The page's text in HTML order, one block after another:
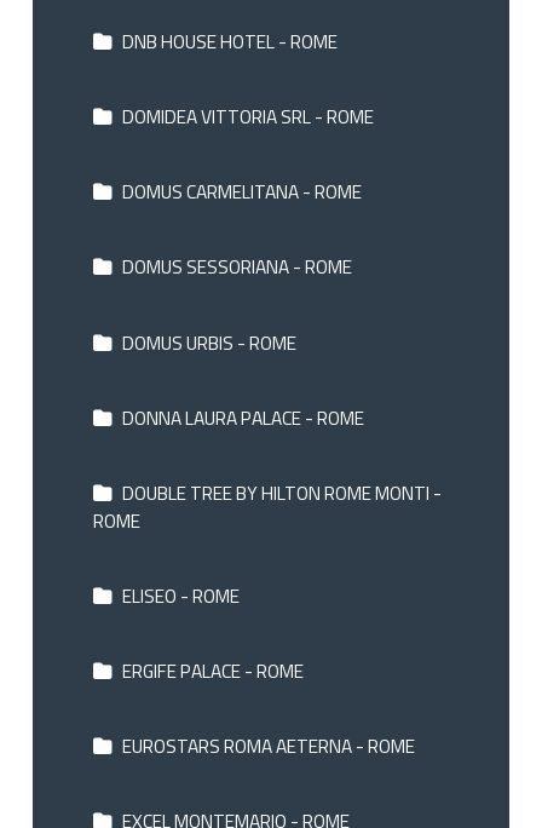
DNB HOUSE HOTEL - ROME
DOMIDEA VITTORIA SRL - ROME
DOMUS CARMELITANA - ROME
DOMUS SESSORIANA - ROME
DOMUS URBIS - ROME
DONNA LAURA PALACE - ROME
DOUBLE TREE BY HILTON ROME MONTI -
ROME
ELISEO - ROME
ERGIFE PALACE - ROME
EUROSTARS ROMA AETERNA - ROME
EXCEL MONTEMARIO - ROME